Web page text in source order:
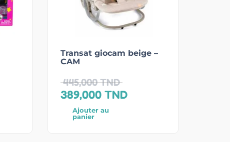
Transat giocam beige –
CAM
445,000TND
389,000 TND
Ajouter au
panier